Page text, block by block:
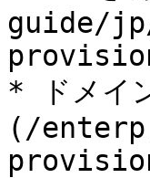
guide/
* ドメイ
(/